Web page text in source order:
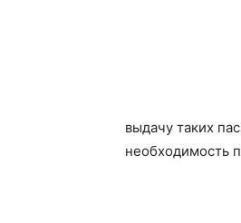
выдачу таких
необходимость